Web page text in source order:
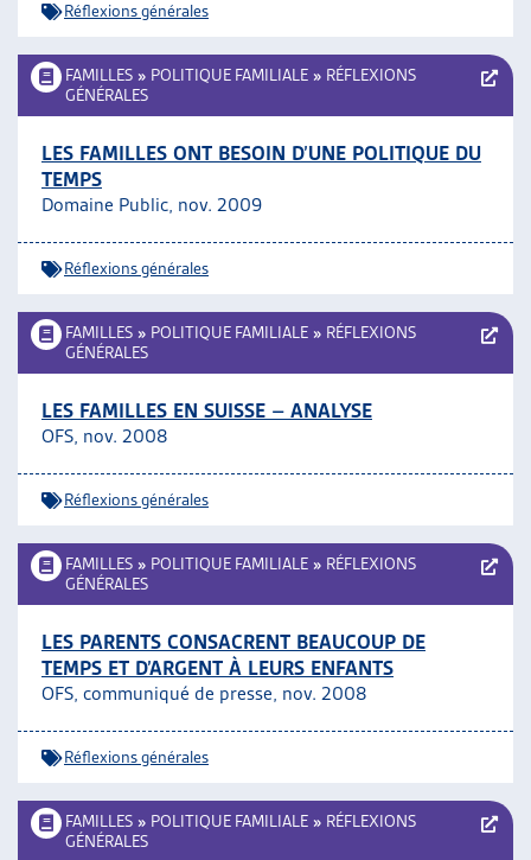
Réflexions générales
FAMILLES » POLITIQUE FAMILIALE » RÉFLEXIONS
GÉNÉRALES
LES FAMILLES ONT BESOIN D’UNE POLITIQUE DU
TEMPS
Domaine Public, nov. 2009
Réflexions générales
FAMILLES » POLITIQUE FAMILIALE » RÉFLEXIONS
GÉNÉRALES
LES FAMILLES EN SUISSE – ANALYSE
OFS, nov. 2008
Réflexions générales
FAMILLES » POLITIQUE FAMILIALE » RÉFLEXIONS
GÉNÉRALES
LES PARENTS CONSACRENT BEAUCOUP DE
TEMPS ET D’ARGENT À LEURS ENFANTS
OFS, communiqué de presse, nov. 2008
Réflexions générales
FAMILLES » POLITIQUE FAMILIALE » RÉFLEXIONS
GÉNÉRALES